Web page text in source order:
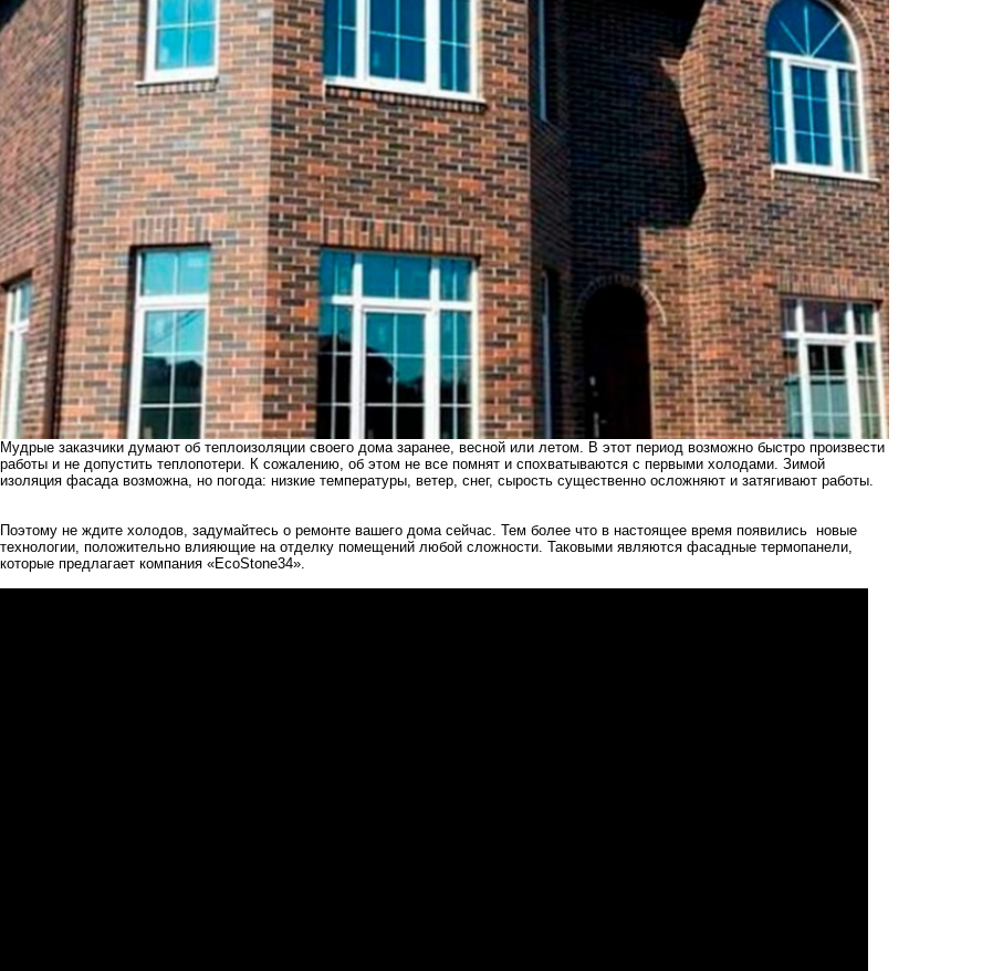
Мудрые заказчики думают об теплоизоляции своего дома заранее, весной или летом. В этот период возможно быстро произвести
работы и не допустить теплопотери. К сожалению, об этом не все помнят и спохватываются с первыми холодами. Зимой
изоляция фасада возможна, но погода: низкие температуры, ветер, снег, сырость существенно осложняют и затягивают работы.
Поэтому не ждите холодов, задумайтесь о ремонте вашего дома сейчас. Тем более что в настоящее время появились новые
технологии, положительно влияющие на отделку помещений любой сложности. Таковыми являются фасадные термопанели,
которые предлагает компания «EcoStone34».